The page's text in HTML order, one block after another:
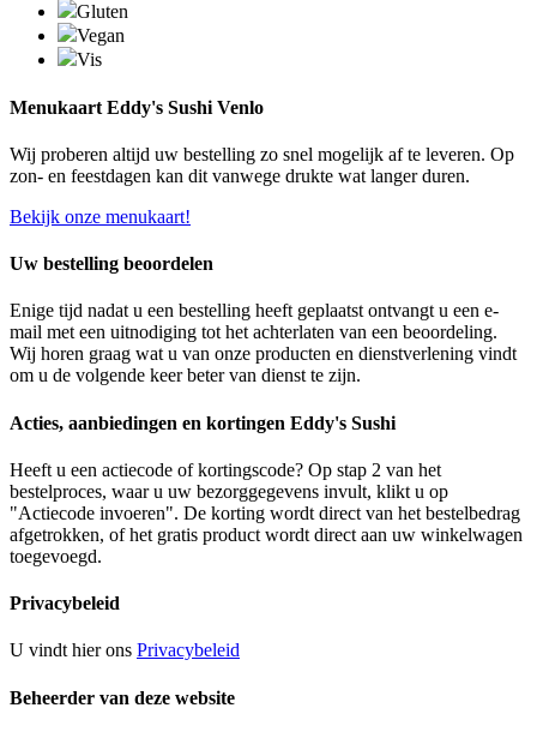
Gluten
Vegan
Vis
Menukaart Eddy's Sushi Venlo
Wij proberen altijd uw bestelling zo snel mogelijk af te leveren. Op
zon- en feestdagen kan dit vanwege drukte wat langer duren.
Bekijk onze menukaart!
Uw bestelling beoordelen
Enige tijd nadat u een bestelling heeft geplaatst ontvangt u een e-
mail met een uitnodiging tot het achterlaten van een beoordeling.
Wij horen graag wat u van onze producten en dienstverlening vindt
om u de volgende keer beter van dienst te zijn.
Acties, aanbiedingen en kortingen Eddy's Sushi
Heeft u een actiecode of kortingscode? Op stap 2 van het
bestelproces, waar u uw bezorggegevens invult, klikt u op
"Actiecode invoeren". De korting wordt direct van het bestelbedrag
afgetrokken, of het gratis product wordt direct aan uw winkelwagen
toegevoegd.
Privacybeleid
U vindt hier ons Privacybeleid
Beheerder van deze website